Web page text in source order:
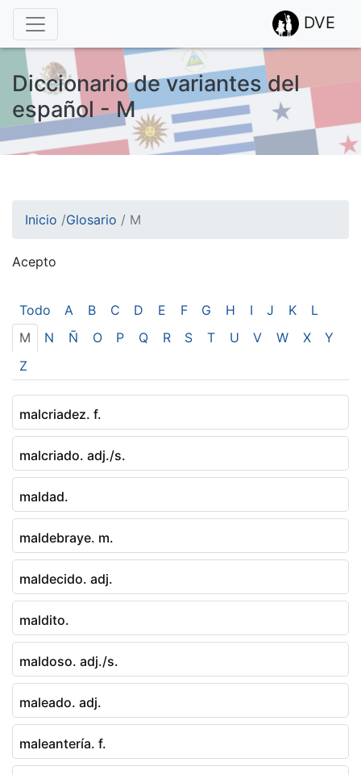
DVE
Diccionario de variantes del
español - M
Inicio /Glosario / M
Acepto
Todo A B C D E F G H I J K
L
M
N Ñ O P Q R S T U V W X
Y
Z
malcriadez. f.
malcriado. adj./s.
maldad.
maldebraye. m.
maldecido. adj.
maldito.
maldoso. adj./s.
maleado. adj.
maleantería. f.